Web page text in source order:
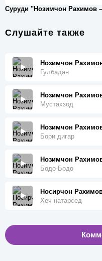
Суруди "Нозимчон Рахимов
Слушайте также
Нозимчон
Гулбадан
Нозимчон
Мустахзод
Нозимчон
Бори дигар
Нозимчон
Бодо-Бодо
Хеч натарсед